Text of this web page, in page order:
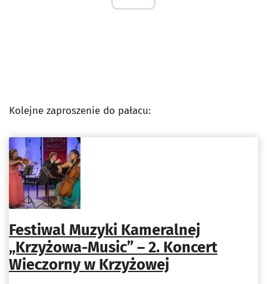
Kolejne zaproszenie do pałacu:
Festiwal Muzyki Kameralnej
„Krzyżowa-Music” – 2. Koncert
Wieczorny w Krzyżowej